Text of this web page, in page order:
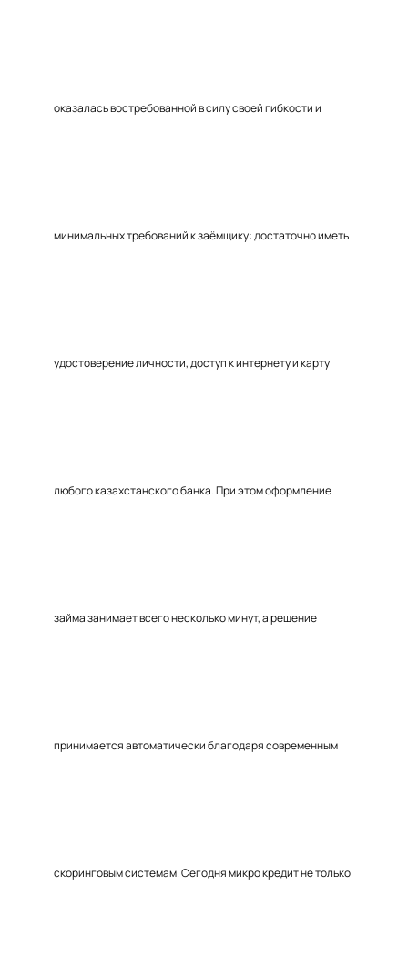
оказалась востребованной в силу своей гибкости и
минимальных требований к заёмщику: достаточно иметь
удостоверение личности, доступ к интернету и карту
любого казахстанского банка. При этом оформление
займа занимает всего несколько минут, а решение
принимается автоматически благодаря современным
скоринговым системам. Сегодня микро кредит не только